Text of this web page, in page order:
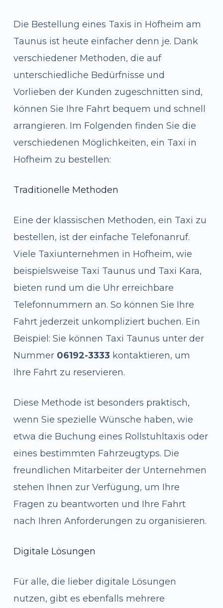
Die Bestellung eines Taxis in Hofheim am
Taunus ist heute einfacher denn je. Dank
verschiedener Methoden, die auf
unterschiedliche Bedürfnisse und
Vorlieben der Kunden zugeschnitten sind,
können Sie Ihre Fahrt bequem und schnell
arrangieren. Im Folgenden finden Sie die
verschiedenen Möglichkeiten, ein Taxi in
Hofheim zu bestellen:
Traditionelle Methoden
Eine der klassischen Methoden, ein Taxi zu
bestellen, ist der einfache Telefonanruf.
Viele Taxiunternehmen in Hofheim, wie
beispielsweise Taxi Taunus und Taxi Kara,
bieten rund um die Uhr erreichbare
Telefonnummern an. So können Sie Ihre
Fahrt jederzeit unkompliziert buchen. Ein
Beispiel: Sie können Taxi Taunus unter der
Nummer 06192-3333 kontaktieren, um
Ihre Fahrt zu reservieren.
Diese Methode ist besonders praktisch,
wenn Sie spezielle Wünsche haben, wie
etwa die Buchung eines Rollstuhltaxis oder
eines bestimmten Fahrzeugtyps. Die
freundlichen Mitarbeiter der Unternehmen
stehen Ihnen zur Verfügung, um Ihre
Fragen zu beantworten und Ihre Fahrt
nach Ihren Anforderungen zu organisieren.
Digitale Lösungen
Für alle, die lieber digitale Lösungen
nutzen, gibt es ebenfalls mehrere